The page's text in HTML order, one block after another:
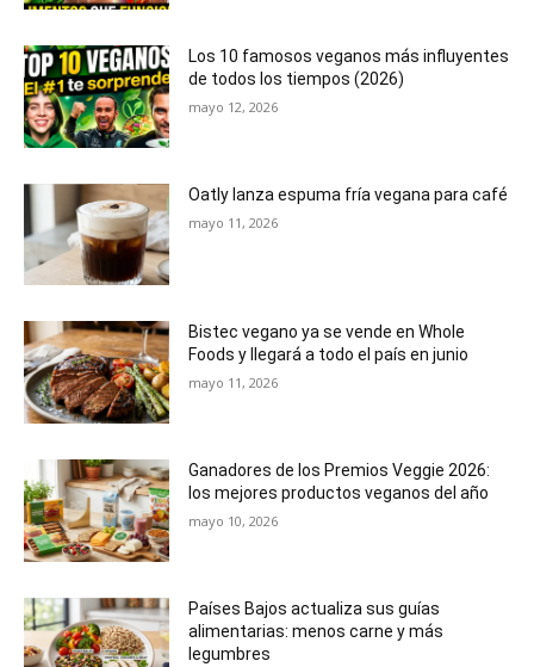
Los 10 famosos veganos más influyentes
de todos los tiempos (2026)
mayo 12, 2026
Oatly lanza espuma fría vegana para café
mayo 11, 2026
Bistec vegano ya se vende en Whole
Foods y llegará a todo el país en junio
mayo 11, 2026
Ganadores de los Premios Veggie 2026:
los mejores productos veganos del año
mayo 10, 2026
Países Bajos actualiza sus guías
alimentarias: menos carne y más
legumbres